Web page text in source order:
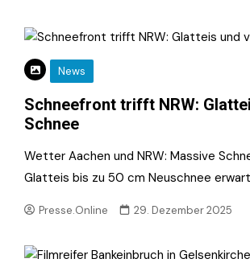
News
Schneefront trifft NRW:
Schnee
Wetter Aachen und NRW: Massive
Glatteis bis zu 50 cm Neuschnee
Presse.Online 29. Dezember 2025